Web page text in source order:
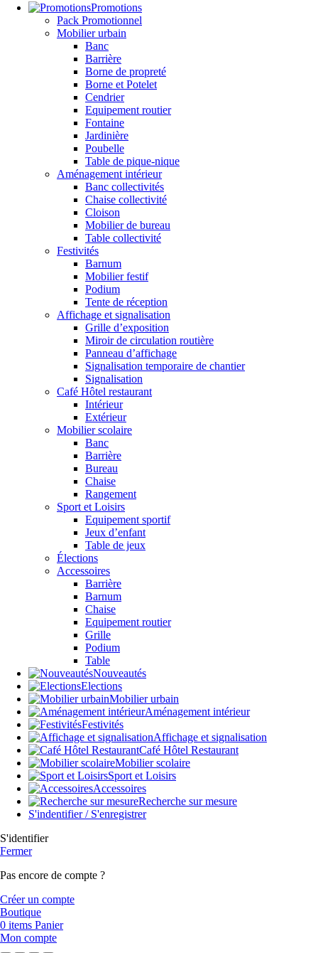
Promotions
Pack Promotionnel
Mobilier urbain
Banc
Barrière
Borne de propreté
Borne et Potelet
Cendrier
Equipement routier
Fontaine
Jardinière
Poubelle
Table de pique-nique
Aménagement intérieur
Banc collectivités
Chaise collectivité
Cloison
Mobilier de bureau
Table collectivité
Festivités
Barnum
Mobilier festif
Podium
Tente de réception
Affichage et signalisation
Grille d’exposition
Miroir de circulation routière
Panneau d’affichage
Signalisation temporaire de chantier
Signalisation
Café Hôtel restaurant
Intérieur
Extérieur
Mobilier scolaire
Banc
Barrière
Bureau
Chaise
Rangement
Sport et Loisirs
Equipement sportif
Jeux d’enfant
Table de jeux
Élections
Accessoires
Barrière
Barnum
Chaise
Equipement routier
Grille
Podium
Table
Nouveautés
Elections
Mobilier urbain
Aménagement intérieur
Festivités
Affichage et signalisation
Café Hôtel Restaurant
Mobilier scolaire
Sport et Loisirs
Accessoires
Recherche sur mesure
S'indentifier / S'enregistrer
S'identifier
Fermer
Pas encore de compte ?
Créer un compte
Boutique
0 items Panier
Mon compte